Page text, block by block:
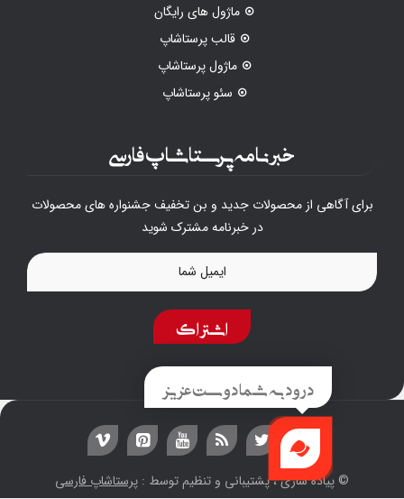
ماژول های رایگان
قالب پرستاشاپ
ماژول پرستاشاپ
سئو پرستاشاپ
خبرنامه پرستاشاپ فارسی
برای آگاهی از محصولات جدید و بن تخفیف جشنواره های محصولات
در خبرنامه مشترک شوید
اشتراک
© پیاده سازی ، پشتیبانی و تنظیم توسط : پرستاشاپ فارسی
درود به شما دوست عزیز